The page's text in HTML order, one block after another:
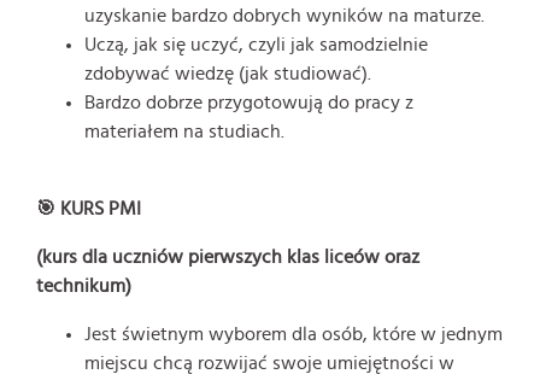
uzyskanie bardzo dobrych wyników na maturze.
Uczą, jak się uczyć, czyli jak samodzielnie
zdobywać wiedzę (jak studiować).
Bardzo dobrze przygotowują do pracy z
materiałem na studiach.
🎯 KURS PMI
(kurs dla uczniów pierwszych klas liceów oraz
technikum)
Jest świetnym wyborem dla osób, które w jednym
miejscu chcą rozwijać swoje umiejętności w